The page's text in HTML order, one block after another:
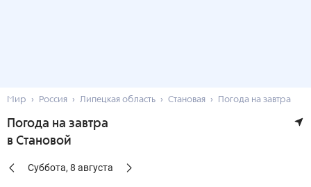
Мир Россия Липецкая область Становая Погода на завтра
Погода на завтра
в Становой
Суббота, 8 августа